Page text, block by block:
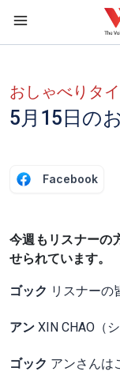
おしゃべりタ
5月15日の
Facebook
今週もリスナーの
せられています。
ゴック リスナーの
アン XIN CHAO（
ゴック アンさんは